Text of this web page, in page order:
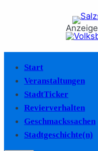
Anzeige
Start
Veranstaltungen
StadtTicker
Revierverhalten
Geschmackssachen
Stadtgeschichte(n)